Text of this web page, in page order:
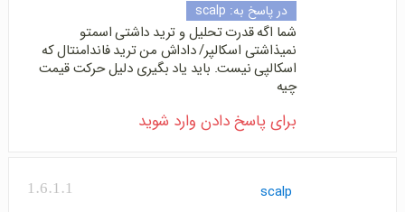
در پاسخ به: scalp
شما اگه قدرت تحلیل و ترید داشتی اسمتو
نمیذاشتی اسکالپر/ داداش من ترید فاندامنتال که
اسکالپی نیست. باید یاد بگیری دلیل حرکت قیمت
چیه
برای پاسخ دادن وارد شوید
1.6.1.1 scalp